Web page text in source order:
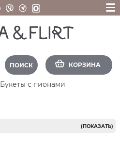
ПОИСК КОРЗИНА
Букеты с пионами
(ПОКАЗАТЬ)